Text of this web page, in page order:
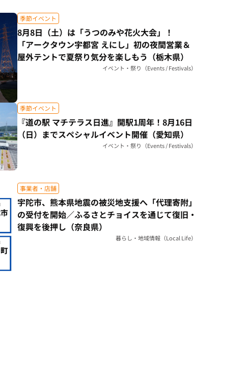
季節イベント
8月8日（土）は「うつのみや花火大会」！
「アークタウン宇都宮 えにし」初の夜間営業＆
屋外テントで夏祭り気分を楽しもう（栃木県）
イベント・祭り（Events / Festivals）
季節イベント
『道の駅 マチテラス日進』開駅1周年！8月16日
（日）までスペシャルイベント開催（愛知県）
イベント・祭り（Events / Festivals）
事業者・店舗
宇陀市、熊本県地震の被災地支援へ「代理寄附」
の受付を開始／ふるさとチョイスを通じて復旧・
復興を後押し（奈良県）
暮らし・地域情報（Local Life）